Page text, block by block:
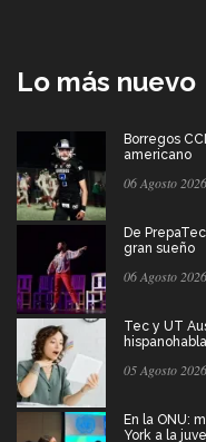
Lo más nuevo
Borregos
americano
06 Agosto 2026
De
gran sueño
06 Agosto 2026
Tec y UT
05 Agosto 2026
En la ONU:
York a la